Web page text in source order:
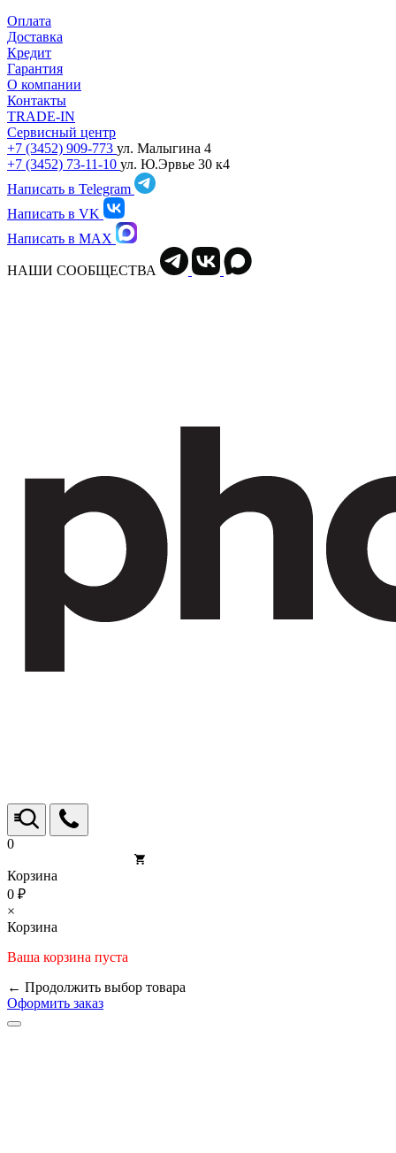
Оплата
Доставка
Кредит
Гарантия
О компании
Контакты
TRADE-IN
Сервисный центр
+7 (3452) 909-773 ул. Малыгина 4
+7 (3452) 73-11-10 ул. Ю.Эрвье 30 к4
Написать в Telegram
Написать в VK
Написать в MAX
НАШИ СООБЩЕСТВА
0
Корзина
0 ₽
×
Корзина
Ваша корзина пуста
← Продолжить выбор товара
Оформить заказ